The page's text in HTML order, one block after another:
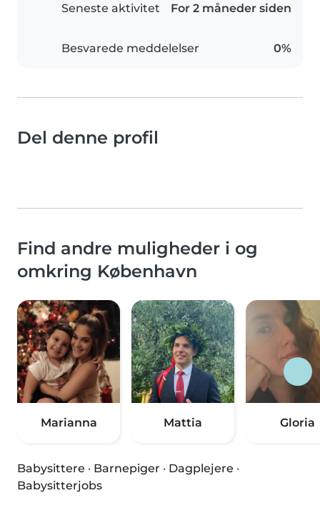
Seneste aktivitet For 2 måneder siden
Besvarede meddelelser 0%
Del denne profil
Find andre muligheder i og
omkring København
Marianna Mattia Gloria
Babysittere · Barnepiger · Dagplejere ·
Babysitterjobs